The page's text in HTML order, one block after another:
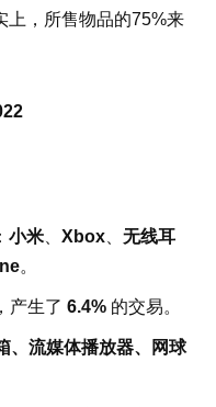
上，所售物品的75%来
小米 Xbox
无线耳
。
产生了 6.4% 的交易。
、 流媒体播放器、
网球